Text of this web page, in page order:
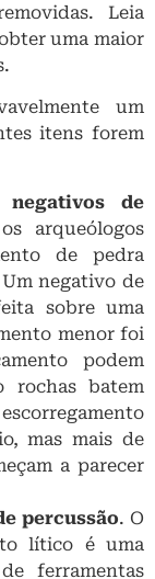
Leia
uma maior
um
itens forem
de
arqueólogos
de pedra
negativo de
sobre uma
menor foi
podem
rochas batem
mas mais de
a parecer
percussão. O
lítico é uma
ferramentas